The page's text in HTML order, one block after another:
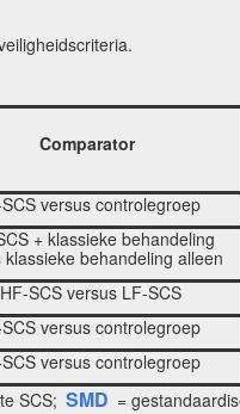
Comparator
versus controlegroep
+ klassieke behandeling
klassieke behandeling alleen
SCS versus LF-SCS
versus controlegroep
versus controlegroep
SCS; SMD =